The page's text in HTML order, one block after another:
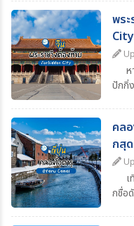
ประ
ควา
ศรัท
จึง
ทัวร์
พร
ราช
ปักกิ่
หลว
ประ
ประ
คล
กสุ
กชื่อ